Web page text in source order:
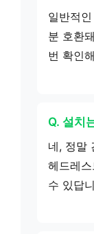
일반적
분 호환
번 확인
Q. 설치
네, 정말
헤드레
수 있답